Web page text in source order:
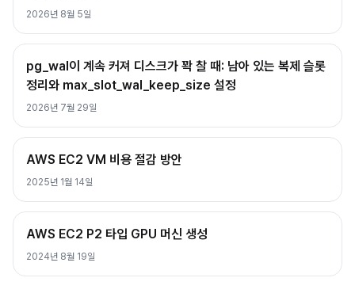
2026년 8월 5일
pg_wal이 계속 커져 디스크가 꽉 찰 때: 남아 있는 복제 슬롯
정리와 max_slot_wal_keep_size 설정
2026년 7월 29일
AWS EC2 VM 비용 절감 방안
2025년 1월 14일
AWS EC2 P2 타입 GPU 머신 생성
2024년 8월 19일